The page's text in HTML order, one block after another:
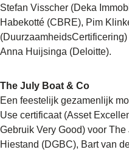
Stefan Visscher (Deka
Habekotté (CBRE), Pim
Anna Huijsinga (Deloitte).
The July Boat & Co
Een feestelijk gezamenlijk
Use certificaat (Asset
Gebruik Very Good) voor
Hiestand (DGBC), Bart van